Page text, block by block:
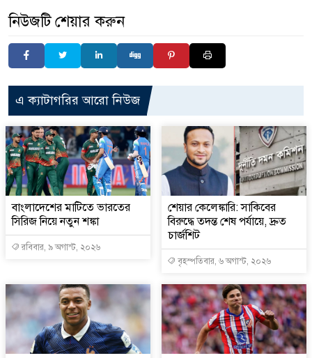
নিউজটি শেয়ার করুন
এ ক্যাটাগরির আরো নিউজ
বাংলাদেশের মাটিতে ভারতের
সিরিজ নিয়ে নতুন শঙ্কা
রবিবার, ৯ অগাস্ট, ২০২৬
শেয়ার কেলেঙ্কারি: সাকিবের
বিরুদ্ধে তদন্ত শেষ পর্যায়ে, দ্রুত
চার্জশিট
বৃহস্পতিবার, ৬ অগাস্ট, ২০২৬